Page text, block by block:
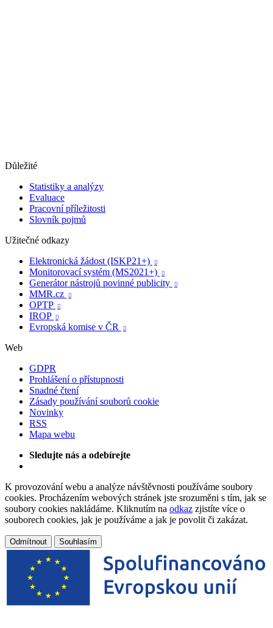
Důležité
Statistiky a analýzy
Evaluace
Pracovní příležitosti
Slovník pojmů
Užitečné odkazy
Elektronická žádost (ISKP21+)

Monitorovací systém (MS2021+) 
Generátor nástrojů povinné publicity 
MMR.cz 
OPTP 
IROP 
Evropská komise v ČR 
Web
GDPR
Prohlášení o přístupnosti
Snadné čtení
Zásady používání souborů cookie
Novinky
RSS
Mapa webu
Sledujte nás a odebírejte
K provozování webu a analýze návštěvnosti používáme soubory
cookies. Procházením webových stránek jste srozuměni s tím, jak se
soubory cookies nakládáme. Kliknutím na odkaz zjistíte více o
souborech cookies, jak je používáme a jak je povolit či zakázat.
Odmítnout Souhlasím